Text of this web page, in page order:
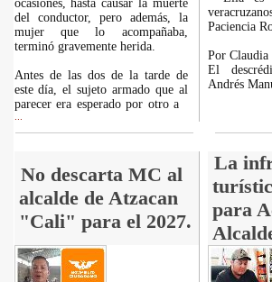
ocasiones, hasta causar la muerte
del conductor, pero además, la
mujer que lo acompañaba,
terminó gravemente herida.
Antes de las dos de la tarde de
este día, el sujeto armado que al
parecer era esperado por otro a
Paciencia
Por Claudia
El
Andrés
No descarta MC al
alcalde de Atzacan
"Cali" para el 2027.
La
para